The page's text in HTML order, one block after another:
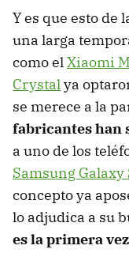
Y es que esto de
una larga
como el Xiaomi
Crystal ya
se merece a la
fabricantes han
a uno de los
Samsung Galaxy
concepto ya
lo adjudica a su
es la primera vez